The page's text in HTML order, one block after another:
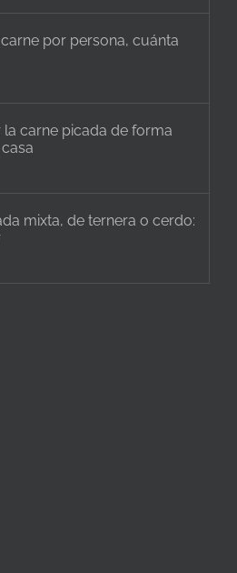
por persona, cuánta
la carne picada de forma
mixta, de ternera o cerdo: